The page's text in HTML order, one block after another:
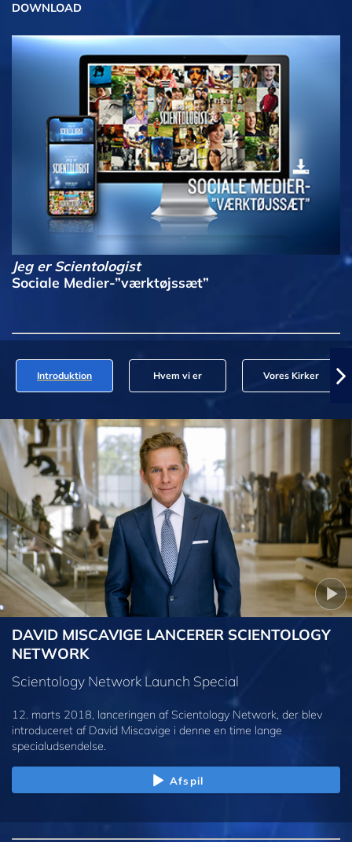
DOWNLOAD
Jeg er Scientologist
Sociale Medier-”værktøjssæt”
Introduktion Hvem vi er Vores Kirker
DAVID MISCAVIGE LANCERER SCIENTOLOGY
NETWORK
Scientology Network Launch Special
12. marts 2018, lanceringen af Scientology Network, der blev
introduceret af David Miscavige i denne en time lange
specialudsendelse.
Afspil